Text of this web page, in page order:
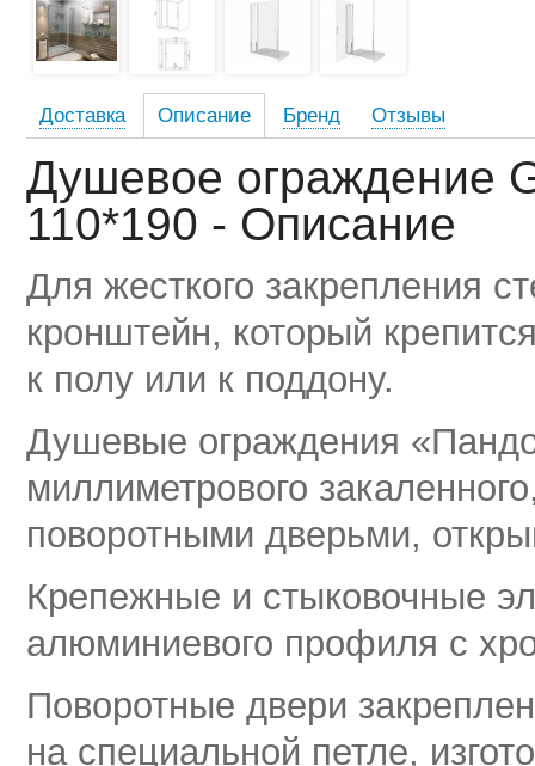
Доставка Описание Бренд Отзывы
Душевое ограждение
110*190 - Описание
Для жесткого закрепления
кронштейн, который
к полу или к поддону.
Душевые ограждения
миллиметрового
поворотными дверьми,
Крепежные и стыковочные
алюминиевого профиля с
Поворотные двери
на специальной петле,